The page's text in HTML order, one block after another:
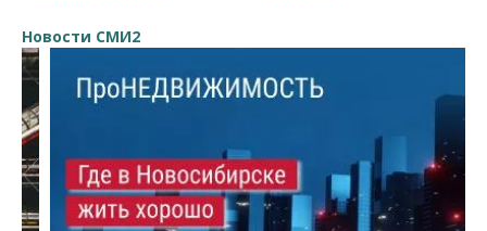
Новости СМИ2